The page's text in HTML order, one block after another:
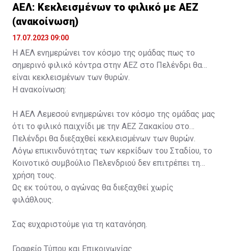
ΑΕΛ: Κεκλεισμένων το φιλικό με ΑΕΖ
(ανακοίνωση)
17.07.2023 09:00
Η ΑΕΛ ενημερώνει τον κόσμο της ομάδας πως το
σημερινό φιλικό κόντρα στην ΑΕΖ στο Πελένδρι θα
είναι κεκλεισμένων των θυρών.
Η ανακοίνωση:
Η ΑΕΛ Λεμεσού ενημερώνει τον κόσμο της ομάδας μας
ότι το φιλικό παιχνίδι με την ΑΕΖ Ζακακίου στο
Πελένδρι θα διεξαχθεί κεκλεισμένων των θυρών.
Λόγω επικινδυνότητας των κερκίδων του Σταδίου, το
Κοινοτικό συμβούλιο Πελενδριού δεν επιτρέπει τη
χρήση τους.
Ως εκ τούτου, ο αγώνας θα διεξαχθεί χωρίς
φιλάθλους.
Σας ευχαριστούμε για τη κατανόηση.
Γραφείο Τύπου και Επικοινωνίας